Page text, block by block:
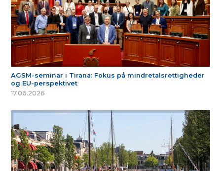
AGSM-seminar i Tirana: Fokus på mindretalsrettigheder
og EU-perspektivet
17.06.2026